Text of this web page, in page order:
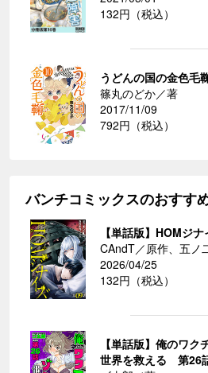
132円（税込）
うどんの国の金色
篠丸のどか／著
2017/11/09
792円（税込）
バンチコミックスのおすす
【単話版】HOMジ
CAndT／原作、五ノ
2026/04/25
132円（税込）
【単話版】俺のワク
世界を救える 第26